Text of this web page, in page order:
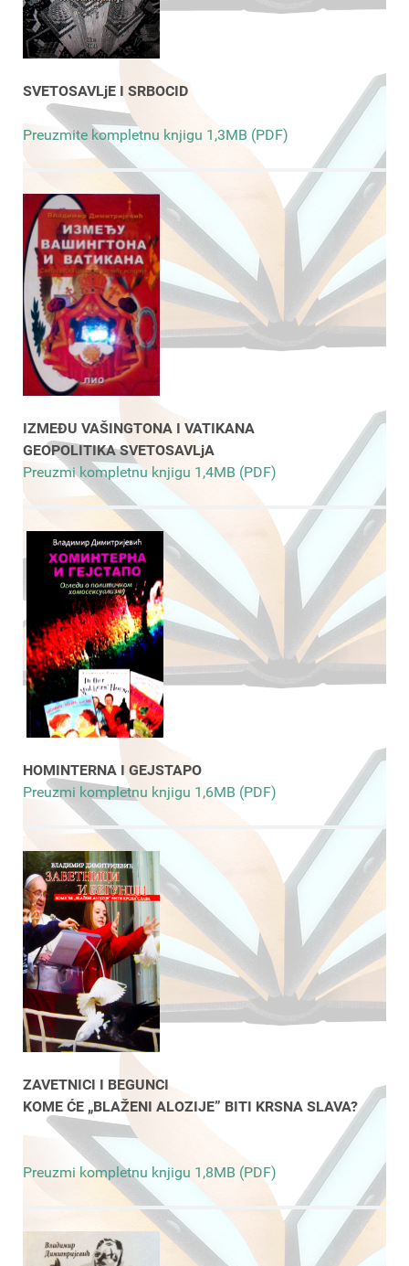
SVETOSAVLjE I SRBOCID
Preuzmite kompletnu knjigu 1,3MB (PDF)
IZMEĐU VAŠINGTONA I VATIKANA
GEOPOLITIKA SVETOSAVLjA
Preuzmi kompletnu knjigu 1,4MB (PDF)
HOMINTERNA I GEJSTAPO
Preuzmi kompletnu knjigu 1,6MB (PDF)
ZAVETNICI I BEGUNCI
KOME ĆE „BLAŽENI ALOZIJE” BITI KRSNA SLAVA?
Preuzmi kompletnu knjigu 1,8MB (PDF)